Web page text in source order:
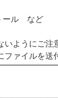
ール など
ようにご注
ァイルを送